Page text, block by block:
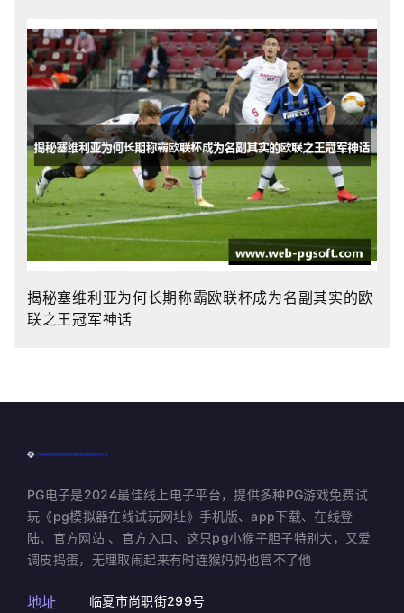
揭秘塞维利亚为何长期称霸欧联杯成为名副其实的欧
联之王冠军神话
PG电子是2024最佳线上电子平台，提供多种PG游戏免费试
玩《pg模拟器在线试玩网址》手机版、app下载、在线登
陆、官方网站 、官方入口、这只pg小猴子胆子特别大，又爱
调皮捣蛋，无理取闹起来有时连猴妈妈也管不了他
地址 临夏市尚职街299号